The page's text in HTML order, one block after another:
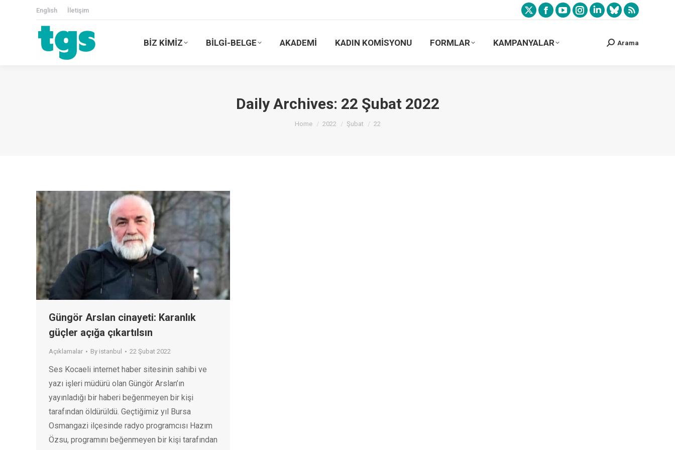
English İletişim
BİZ KİMİZ BİLGİ-BELGE AKADEMİ KADIN KOMİSYONU FORMLAR KAMPANYALAR Arama
Daily Archives: 22 Şubat 2022
You are here:
Home 2022 Şubat 22
Güngör Arslan cinayeti: Karanlık
güçler açığa çıkartılsın
Açıklamalar By istanbul 22 Şubat 2022
Ses Kocaeli internet haber sitesinin sahibi ve
yazı işleri müdürü olan Güngör Arslan’ın
yayınladığı bir haberi beğenmeyen bir kişi
tarafından öldürüldü. Geçtiğimiz yıl Bursa
Osmangazi ilçesinde radyo programcısı Hazım
Özsu, programını beğenmeyen bir kişi tarafından